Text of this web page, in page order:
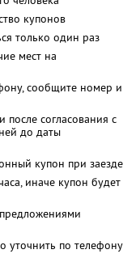
купонов
только один раз
мест на
сообщите номер и
согласования с
до даты
купон при заезде
иначе купон будет
по телефону